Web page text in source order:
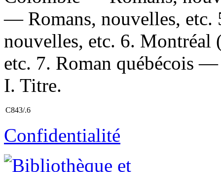
— Romans, nouvelles,
nouvelles, etc. 6.
etc. 7. Roman québécois
I. Titre.
C843/.6
Confidentialité